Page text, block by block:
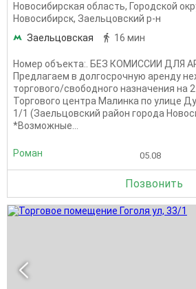
Новосибирская область, Городской
Новосибирск, Заельцовский р-н
Заельцовская
16 мин
Номер объекта:. БЕЗ КОМИССИИ ДЛЯ
Предлагаем в долгосрочную аренду
торгового/свободного назначения на
Торгового центра Малинка по улице
1/1 (Заельцовский район города
*Возможные...
Роман 05.08
Позвонить